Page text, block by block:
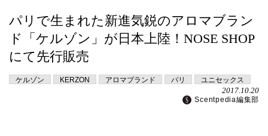
パリで生まれた新進気鋭のアロマブラン
ド「ケルゾン」が日本上陸！NOSE SHOP
にて先行販売
ケルゾン KERZON アロマブランド パリ ユニセックス
2017.10.20
Scentpedia編集部